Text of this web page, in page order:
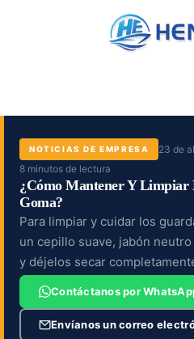
NOTICIAS DE EMPRESA
23 de
8 minutos de lectura
¿Cómo Mantener Y Limpiar
Goma?
Para limpiar y cuidar los
un cepillo suave, jabón
y déjelos secar
Contáctanos por
Envíanos un correo